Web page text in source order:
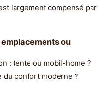
largement compensé par
ou
: tente ou mobil-home ?
du confort moderne ?